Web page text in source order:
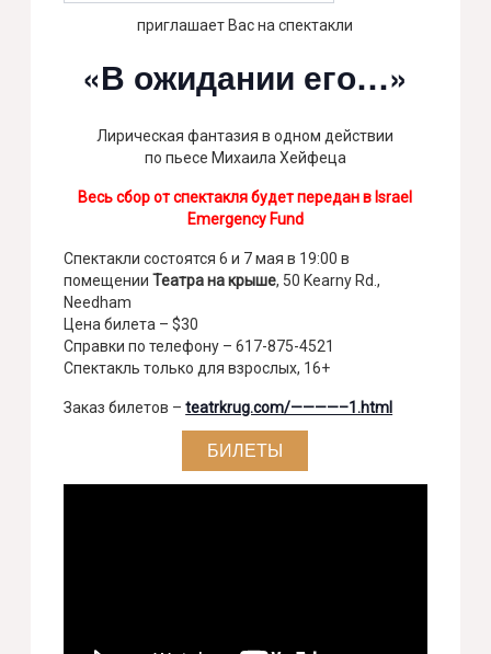
приглашает Вас на спектакли
«В ожидании его…»
Лирическая фантазия в одном действии
по пьесе Михаила Хейфеца
Весь сбор от спектакля будет передан в Israel
Emergency Fund
Спектакли состоятся 6 и 7 мая в 19:00 в
помещенииТеатра на крыше, 50 Kearny Rd.,
Needham
Цена билета – $30
Справки по телефону – 617-875-4521
Спектакль только для взрослых, 16+
Заказ билетов –teatrkrug.com/————–1.html
БИЛЕТЫ